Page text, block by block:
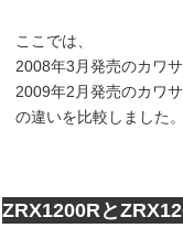
ここでは、
2008年3月発売のカワ
2009年2月発売のカワ
の違いを比較しました。
ZRX1200Rと